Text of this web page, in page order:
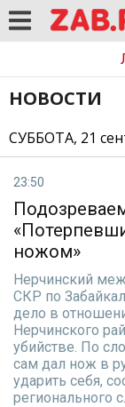
НОВОСТИ
СУББОТА, 21
23:50
ножом»
Нерчинский
СКР по
дело в
Нерчинского
убийстве. По
сам дал нож в
ударить себя,
регионального